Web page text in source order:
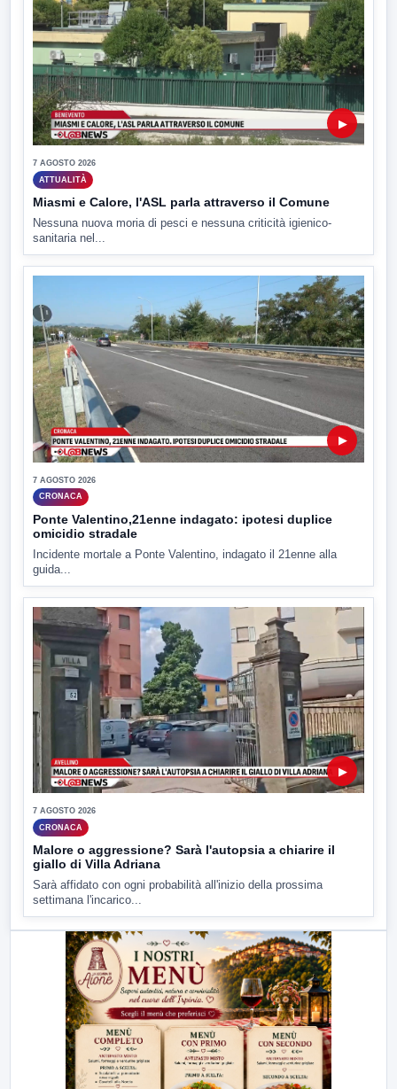
▶
7 AGOSTO 2026
ATTUALITÀ
Miasmi e Calore, l'ASL parla attraverso il Comune
Nessuna nuova moria di pesci e nessuna criticità igienico-
sanitaria nel...
▶
7 AGOSTO 2026
CRONACA
Ponte Valentino,21enne indagato: ipotesi duplice
omicidio stradale
Incidente mortale a Ponte Valentino, indagato il 21enne alla
guida...
▶
7 AGOSTO 2026
CRONACA
Malore o aggressione? Sarà l'autopsia a chiarire il
giallo di Villa Adriana
Sarà affidato con ogni probabilità all'inizio della prossima
settimana l'incarico...